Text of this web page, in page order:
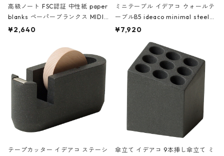
高級ノート FSC認証 中性紙 paper
blanks ペーパーブランクス MIDI
ハードカバー 罫線 ヴァン・ゴッホ
¥2,640
ミニテーブル イデアコ ウォールテ
ーブルB5 ideaco minimal steel f
urniture WALL Table B5 ネイビー
¥7,920
テープカッター イデアコ ステーシ
傘立て イデアコ 9本挿し傘立て ミ